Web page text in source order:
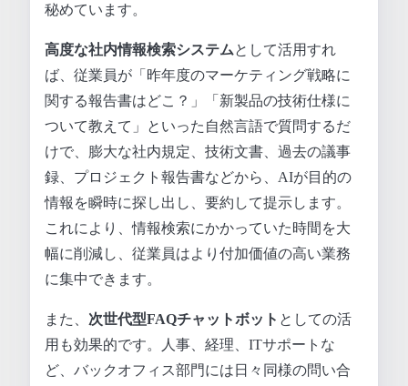
秘めています。
高度な社内情報検索システムとして活用すれ
ば、従業員が「昨年度のマーケティング戦略に
関する報告書はどこ？」「新製品の技術仕様に
ついて教えて」といった自然言語で質問するだ
けで、膨大な社内規定、技術文書、過去の議事
録、プロジェクト報告書などから、AIが目的の
情報を瞬時に探し出し、要約して提示します。
これにより、情報検索にかかっていた時間を大
幅に削減し、従業員はより付加価値の高い業務
に集中できます。
また、 次世代型FAQチャットボット としての活
用も効果的です。人事、経理、ITサポートな
ど、バックオフィス部門には日々同様の問い合